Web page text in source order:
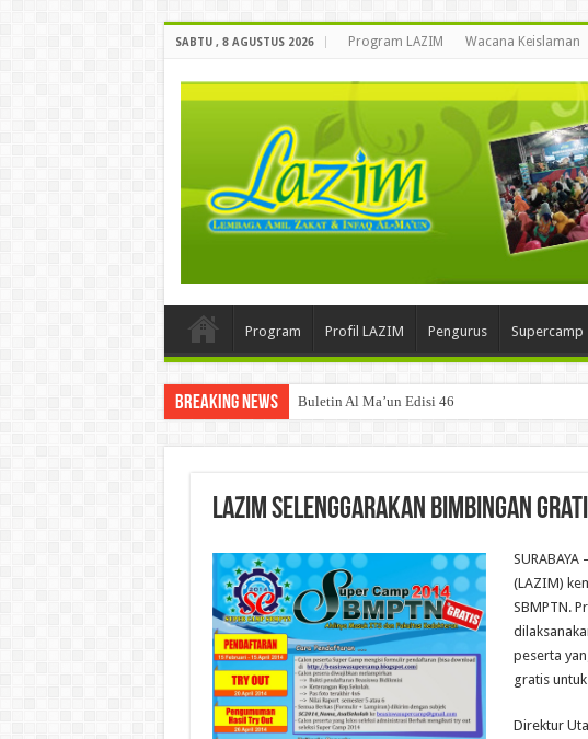
SABTU , 8 AGUSTUS 2026 Program LAZIM Wacana Keislaman
Program Profil LAZIM Pengurus Supercamp
Breaking News Buletin Al Ma’un Edisi 46
LAZIM Selenggarakan Bimbingan
(LAZIM)
SBMPTN.
peserta
gratis
Direktur